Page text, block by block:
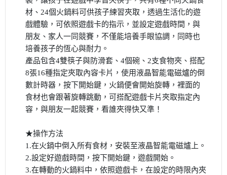
材、24個火鍋料可供孩子練習夾取，透過生活化的遊
戲體驗，可依照遊戲卡的指示，並設定遊戲時間，與
朋友、家人一同競賽，不僅能培養手眼協調，同時也
培養孩子的恆心與耐力。
產品包含4雙筷子與防滑套、4個碗、2支食物夾、搭配
8張16種指定夾取內容卡片，使用液晶智能電磁爐的倒
數計時器，按下開始鍵，火鍋便會開始旋轉，裡面的
食材也會跟著旋轉跳動，可搭配遊戲卡片夾取指定內
容，與朋友一起競賽，看誰夾得快又準！
★操作方法
1.在火鍋中倒入所有食材，安裝至液晶智能電磁爐上。
2.設定好遊戲時間，按下開始鍵，遊戲開始。
3.在轉動的火鍋料中，依照遊戲卡，在設定的時限內夾